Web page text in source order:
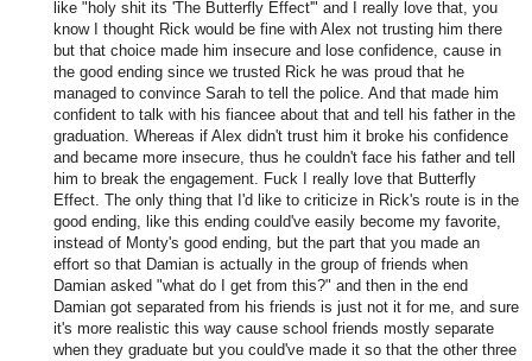
like "holy shit its 'The Butterfly Effect'" and I really love that, you
know I thought Rick would be fine with Alex not trusting him there
but that choice made him insecure and lose confidence, cause in
the good ending since we trusted Rick he was proud that he
managed to convince Sarah to tell the police. And that made him
confident to talk with his fiancee about that and tell his father in the
graduation. Whereas if Alex didn't trust him it broke his confidence
and became more insecure, thus he couldn't face his father and tell
him to break the engagement. Fuck I really love that Butterfly
Effect. The only thing that I'd like to criticize in Rick's route is in the
good ending, like this ending could've easily become my favorite,
instead of Monty's good ending, but the part that you made an
effort so that Damian is actually in the group of friends when
Damian asked "what do I get from this?" and then in the end
Damian got separated from his friends is just not it for me, and sure
it's more realistic this way cause school friends mostly separate
when they graduate but you could've made it so that the other three